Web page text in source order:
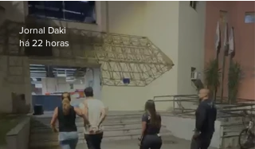
Botafogo
Jornal Daki
há 22 horas